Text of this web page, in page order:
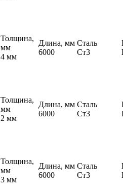
Толщина,
мм
4 мм
Длина, мм
6000
Сталь
Ст3
Толщина,
мм
2 мм
Длина, мм
6000
Сталь
Ст3
Толщина,
мм
3 мм
Длина, мм
6000
Сталь
Ст3